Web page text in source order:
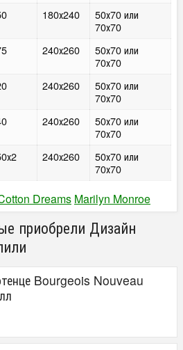
180х240
50х70 или
70х70
240х260
50х70 или
70х70
240х260
50х70 или
70х70
240х260
50х70 или
70х70
240х260
50х70 или
70х70
Dreams Marilyn Monroe
приобрели Дизайн
Bourgeois Nouveau